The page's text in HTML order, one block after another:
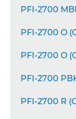
PFI-2700
PFI-2700 O
PFI-2700 O
PFI-2700
PFI-2700 R